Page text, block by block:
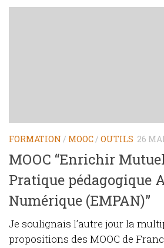
FORMATION / MOOC/ OUTILS 26
MOOC “Enrichir
Pratique pédagogique
Numérique (EMPAN)”
Je soulignais l’autre jour la
propositions des MOOC de